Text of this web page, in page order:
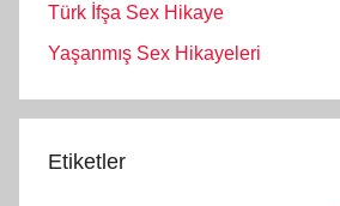
Türk İfşa Sex Hikaye
Yaşanmış Sex Hikayeleri
Etiketler